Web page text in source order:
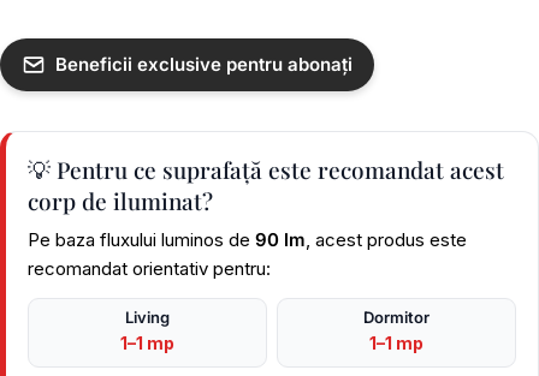
Beneficii exclusive pentru abonați
💡 Pentru ce suprafață este recomandat acest
corp de iluminat?
Pe baza fluxului luminos de 90 lm, acest produs este
recomandat orientativ pentru:
Living
1–1 mp
Dormitor
1–1 mp